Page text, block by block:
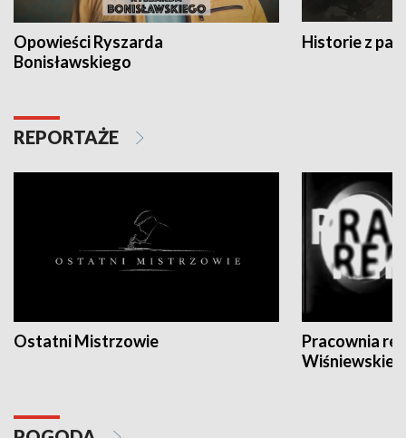
Opowieści Ryszarda
Bonisławskiego
Historie z
REPORTAŻE
Ostatni Mistrzowie
Pracownia